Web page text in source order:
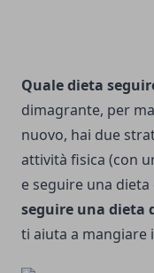
Quale dieta
dimagrante, per
nuovo, hai due
attività fisica (con
e seguire una
seguire una dieta
ti aiuta a mangiare